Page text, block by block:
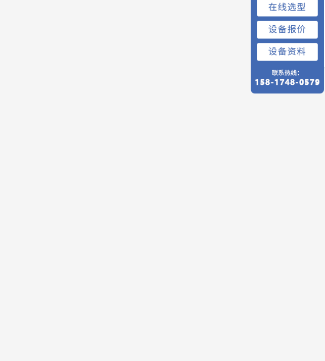
免费预约
回到顶部